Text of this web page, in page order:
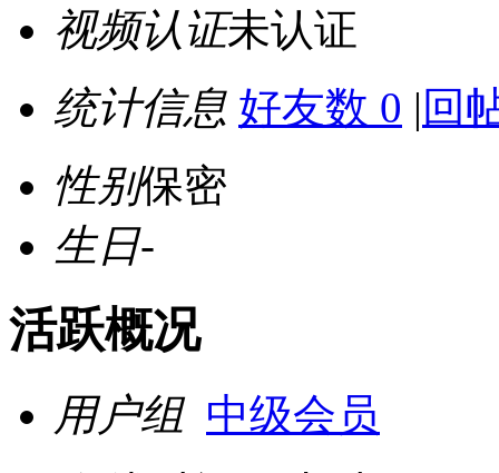
视频认证未认证
统计信息 好友数 0 | 回
性别保密
生日-
活跃概况
用户组 中级会员